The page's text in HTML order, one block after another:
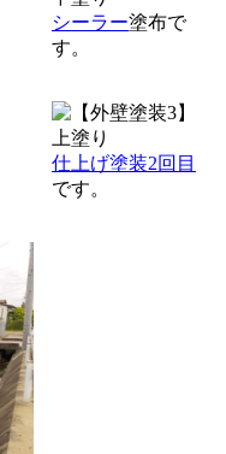
シーラー塗布で
す。
仕上げ塗装2回目
です。